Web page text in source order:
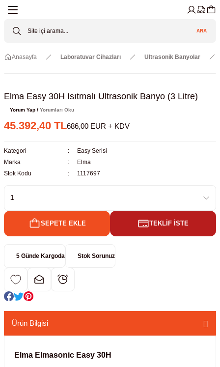
Cihazları
(Orbital Shaker)
Sarfları
Sıvıları
Boosters
Hunileri
ARA
Anasayfa Laboratuvar Cihazları Ultrasonik Banyolar
Elma Easy 30H Isıtmalı Ultrasonik Banyo (3 Litre)
Yorum Yap / Yorumları Oku
45.392,40 TL686,00 EUR + KDV
Kategori
Easy Serisi
Marka
Elma
Stok Kodu
1117697
SEPETE EKLE TEKLİF İSTE
5 Günde Kargoda Stok Sorunuz
Ürün Bilgisi
Elma Elmasonic Easy 30H